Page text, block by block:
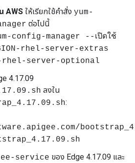
AWS ให้เรียกใช้คำสั่ง yum-
ต่อไปนี้
config-manager --เปิดใช้
rhel-server-extras
rhel-server-optional
4.17.09
ลงใน
:
service ของ Edge 4.17.09 และ